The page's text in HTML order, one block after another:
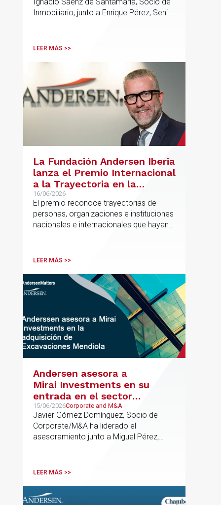
Inmobiliario, junto a Enrique Pérez, Senior
LEER MÁS >>
La Fundación Andersen Iberia
lanza el Premio Internacional
a la Trayectoria en la
Promoción de la Educación
16/06/2026
El premio reconoce trayectorias de
personas, organizaciones e instituciones
nacionales e internacionales que hayan
innovación o la equidad educativa
LEER MÁS >>
Andersen asesora a
Mirai Investments en su
entrada en el sector
medioambiental con la
adquisición de la
vasca Excavaciones
Mendiola
15/06/2026Corporate and M&A
Javier Gómez Domínguez, Socio de
Corporate/M&A ha liderado el
asesoramiento junto a Miguel Pérez,
LEER MÁS >>